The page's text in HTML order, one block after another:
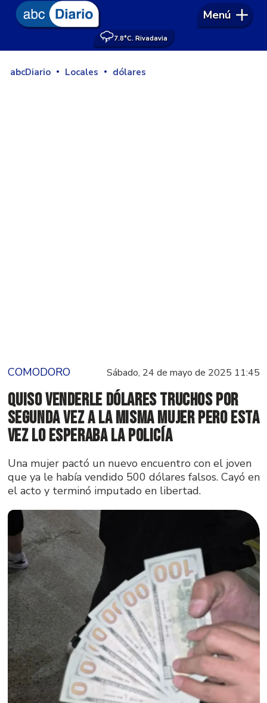
7.8°C. Rivadavia
Menú
abcDiario Locales dólares
COMODORO Sábado, 24 de mayo de 2025 11:45
Quiso venderle dólares truchos por
segunda vez a la misma mujer pero esta
vez lo esperaba la Policía
Una mujer pactó un nuevo encuentro con el joven
que ya le había vendido 500 dólares falsos. Cayó en
el acto y terminó imputado en libertad.